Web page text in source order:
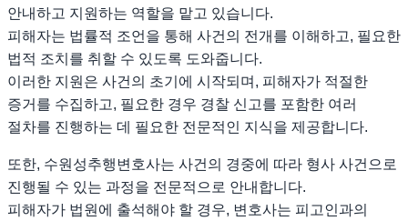
안내하고 지원하는 역할을 맡고 있습니다.
피해자는 법률적 조언을 통해 사건의 전개를 이해하고, 필요한
법적 조치를 취할 수 있도록 도와줍니다.
이러한 지원은 사건의 초기에 시작되며, 피해자가 적절한
증거를 수집하고, 필요한 경우 경찰 신고를 포함한 여러
절차를 진행하는 데 필요한 전문적인 지식을 제공합니다.
또한, 수원성추행변호사는 사건의 경중에 따라 형사 사건으로
진행될 수 있는 과정을 전문적으로 안내합니다.
피해자가 법원에 출석해야 할 경우, 변호사는 피고인과의